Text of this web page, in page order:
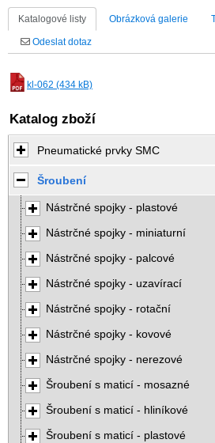
Katalogové listy Obrázková galerie
Odeslat dotaz
kl-062 (434 kB)
Katalog zboží
Pneumatické prvky SMC
Šroubení
Nástrčné spojky - plastové
Nástrčné spojky - miniaturní
Nástrčné spojky - palcové
Nástrčné spojky - uzavírací
Nástrčné spojky - rotační
Nástrčné spojky - kovové
Nástrčné spojky - nerezové
Šroubení s maticí - mosazné
Šroubení s maticí - hliníkové
Šroubení s maticí - plastové